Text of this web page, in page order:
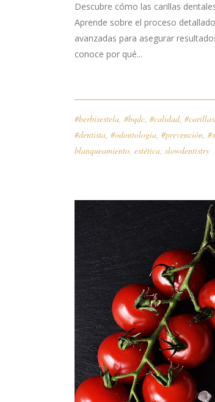
Descubre cómo las carillas
Aprende sobre el proceso
avanzadas para asegurar
conoce por qué...
#berbisestela, #bqdc, #calidad, #carillas,
#dentista, #odontologia, #prevención,
blanqueamiento, estética, slowdentistry